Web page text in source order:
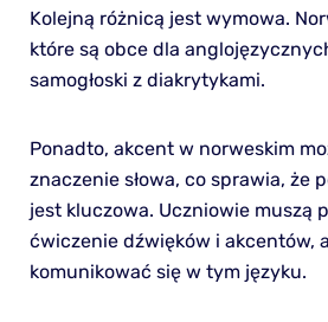
Kolejną różnicą jest wymowa.
które są obce dla
samogłoski z diakrytykami.
Ponadto, akcent w norweskim
znaczenie słowa, co sprawia, że
jest kluczowa. Uczniowie muszą
ćwiczenie dźwięków i akcentów,
komunikować się w tym języku.